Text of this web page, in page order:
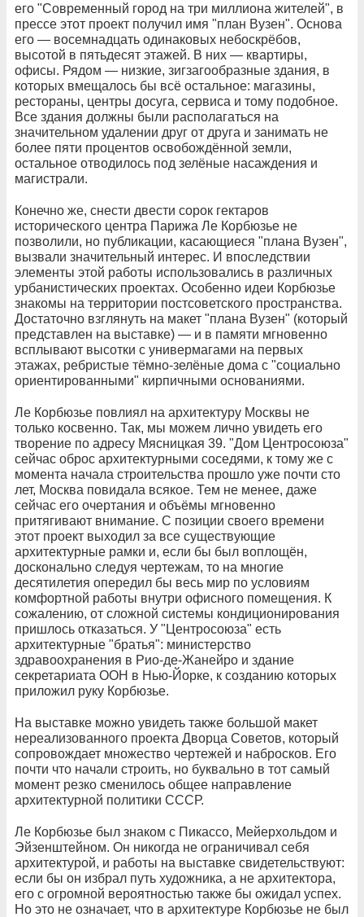
его "Современный город на три миллиона жителей", в
прессе этот проект получил имя "план Вузен". Основа
его — восемнадцать одинаковых небоскрёбов,
высотой в пятьдесят этажей. В них — квартиры,
офисы. Рядом — низкие, зигзагообразные здания, в
которых вмещалось бы всё остальное: магазины,
рестораны, центры досуга, сервиса и тому подобное.
Все здания должны были располагаться на
значительном удалении друг от друга и занимать не
более пяти процентов освобождённой земли,
остальное отводилось под зелёные насаждения и
магистрали.
Конечно же, снести двести сорок гектаров
исторического центра Парижа Ле Корбюзье не
позволили, но публикации, касающиеся "плана Вузен",
вызвали значительный интерес. И впоследствии
элементы этой работы использовались в различных
урбанистических проектах. Особенно идеи Корбюзье
знакомы на территории постсоветского пространства.
Достаточно взглянуть на макет "плана Вузен" (который
представлен на выставке) — и в памяти мгновенно
всплывают высотки с универмагами на первых
этажах, ребристые тёмно-зелёные дома с "социально
ориентированными" кирпичными основаниями.
Ле Корбюзье повлиял на архитектуру Москвы не
только косвенно. Так, мы можем лично увидеть его
творение по адресу Мясницкая 39. "Дом Центросоюза"
сейчас оброс архитектурными соседями, к тому же с
момента начала строительства прошло уже почти сто
лет, Москва повидала всякое. Тем не менее, даже
сейчас его очертания и объёмы мгновенно
притягивают внимание. С позиции своего времени
этот проект выходил за все существующие
архитектурные рамки и, если бы был воплощён,
досконально следуя чертежам, то на многие
десятилетия опередил бы весь мир по условиям
комфортной работы внутри офисного помещения. К
сожалению, от сложной системы кондиционирования
пришлось отказаться. У "Центросоюза" есть
архитектурные "братья": министерство
здравоохранения в Рио-де-Жанейро и здание
секретариата ООН в Нью-Йорке, к созданию которых
приложил руку Корбюзье.
На выставке можно увидеть также большой макет
нереализованного проекта Дворца Советов, который
сопровождает множество чертежей и набросков. Его
почти что начали строить, но буквально в тот самый
момент резко сменилось общее направление
архитектурной политики СССР.
Ле Корбюзье был знаком с Пикассо, Мейерхольдом и
Эйзенштейном. Он никогда не ограничивал себя
архитектурой, и работы на выставке свидетельствуют:
если бы он избрал путь художника, а не архитектора,
его с огромной вероятностью также бы ожидал успех.
Но это не означает, что в архитектуре Корбюзье не был